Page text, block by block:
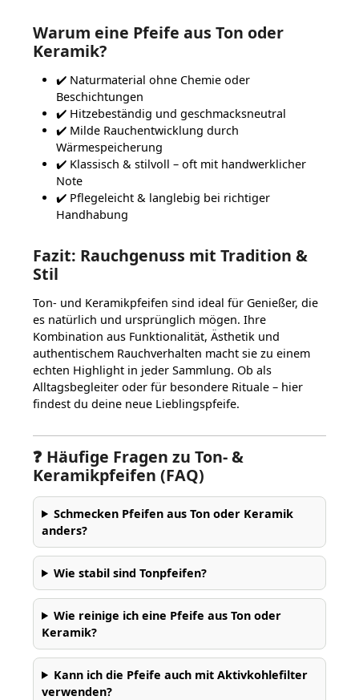
Warum eine Pfeife aus Ton oder
Keramik?
✔️ Naturmaterial ohne Chemie oder
Beschichtungen
✔️ Hitzebeständig und geschmacksneutral
✔️ Milde Rauchentwicklung durch
Wärmespeicherung
✔️ Klassisch & stilvoll – oft mit handwerklicher
Note
✔️ Pflegeleicht & langlebig bei richtiger
Handhabung
Fazit: Rauchgenuss mit Tradition &
Stil
Ton- und Keramikpfeifen sind ideal für Genießer, die
es natürlich und ursprünglich mögen. Ihre
Kombination aus Funktionalität, Ästhetik und
authentischem Rauchverhalten macht sie zu einem
echten Highlight in jeder Sammlung. Ob als
Alltagsbegleiter oder für besondere Rituale – hier
findest du deine neue Lieblingspfeife.
❓ Häufige Fragen zu Ton- &
Keramikpfeifen (FAQ)
Schmecken Pfeifen aus Ton oder Keramik
anders?
Wie stabil sind Tonpfeifen?
Wie reinige ich eine Pfeife aus Ton oder
Keramik?
Kann ich die Pfeife auch mit Aktivkohlefilter
verwenden?